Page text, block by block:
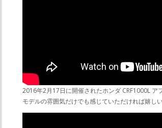
2016年2月17日に開催されたホンダ CRF1000L
モデルの雰囲気だけでも感じていただければ嬉し